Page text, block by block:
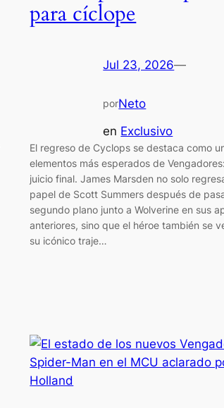
para cíclope
Jul 23, 2026—
porNeto
en Exclusivo
El regreso de Cyclops se destaca como
elementos más esperados de
juicio final. James Marsden no solo
papel de Scott Summers después de
segundo plano junto a Wolverine en sus
anteriores, sino que el héroe también se
su icónico traje…